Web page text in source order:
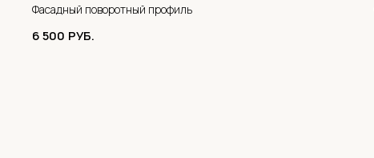
Фасадный поворотный профиль
6 500 РУБ.